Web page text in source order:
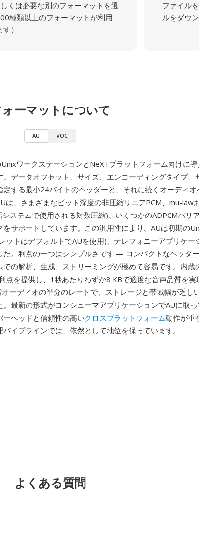
くは必要な別のフォーマットを選
種類以上のフォーマットが利用
）
ファイル
ルをダウ
ーマットについて
AU VOC
ワークステーションとNeXTプラットフォーム向けに導
データオフセット、サイズ、エンコーディングタイプ、
定する最小24バイトのヘッダーと、それに続くオーディオ
は、さまざまなビット深度の非圧縮リニアPCM、mu-law
ステムで使用される対数圧縮)、いくつかのADPCMバリ
をサポートしています。この汎用性により、AUは初期の
ットはデフォルトでAUを使用)、テレフォニーアプリケー
た。利点の一つはシンプルさです — コンパクトなヘッダ
の解析、生成、ストリーミングが極めて容易です。内蔵
点を提供し、1秒あたりわずか8 KBで適度な音声品質を実
ーディオの半分のレートで、ストレージと帯域幅が乏し
最新の形式がコンシューマアプリケーションでAUに取っ
ヘッドと信頼性の高いクロスプラットフォーム動作が重
イプラインでは、依然として地位を保っています。
よくある質問